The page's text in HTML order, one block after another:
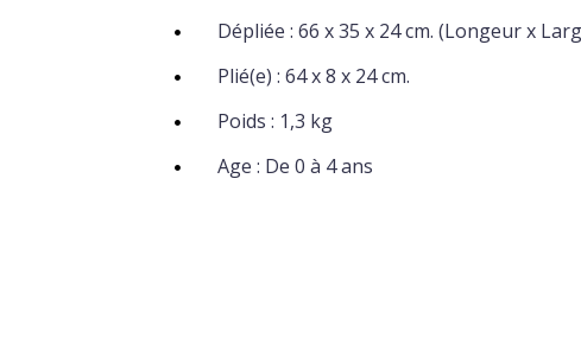
Dépliée : 66 x 35 x 24 cm. (Longeur x
Plié(e) : 64 x 8 x 24 cm.
Poids : 1,3 kg
Age : De 0 à 4 ans